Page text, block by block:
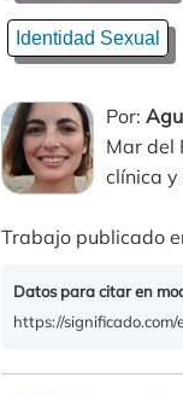
Identidad Sexual
Por:
Mar del
clínica y
Trabajo publicado
Datos para citar en
https://